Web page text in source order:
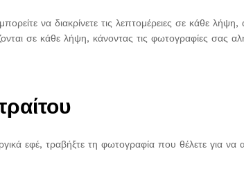
να διακρίνετε τις λεπτομέρειες σε κάθε
σε κάθε λήψη, κάνοντας τις φωτογραφίες σας
εφέ, τραβήξτε τη φωτογραφία που θέλετε για να